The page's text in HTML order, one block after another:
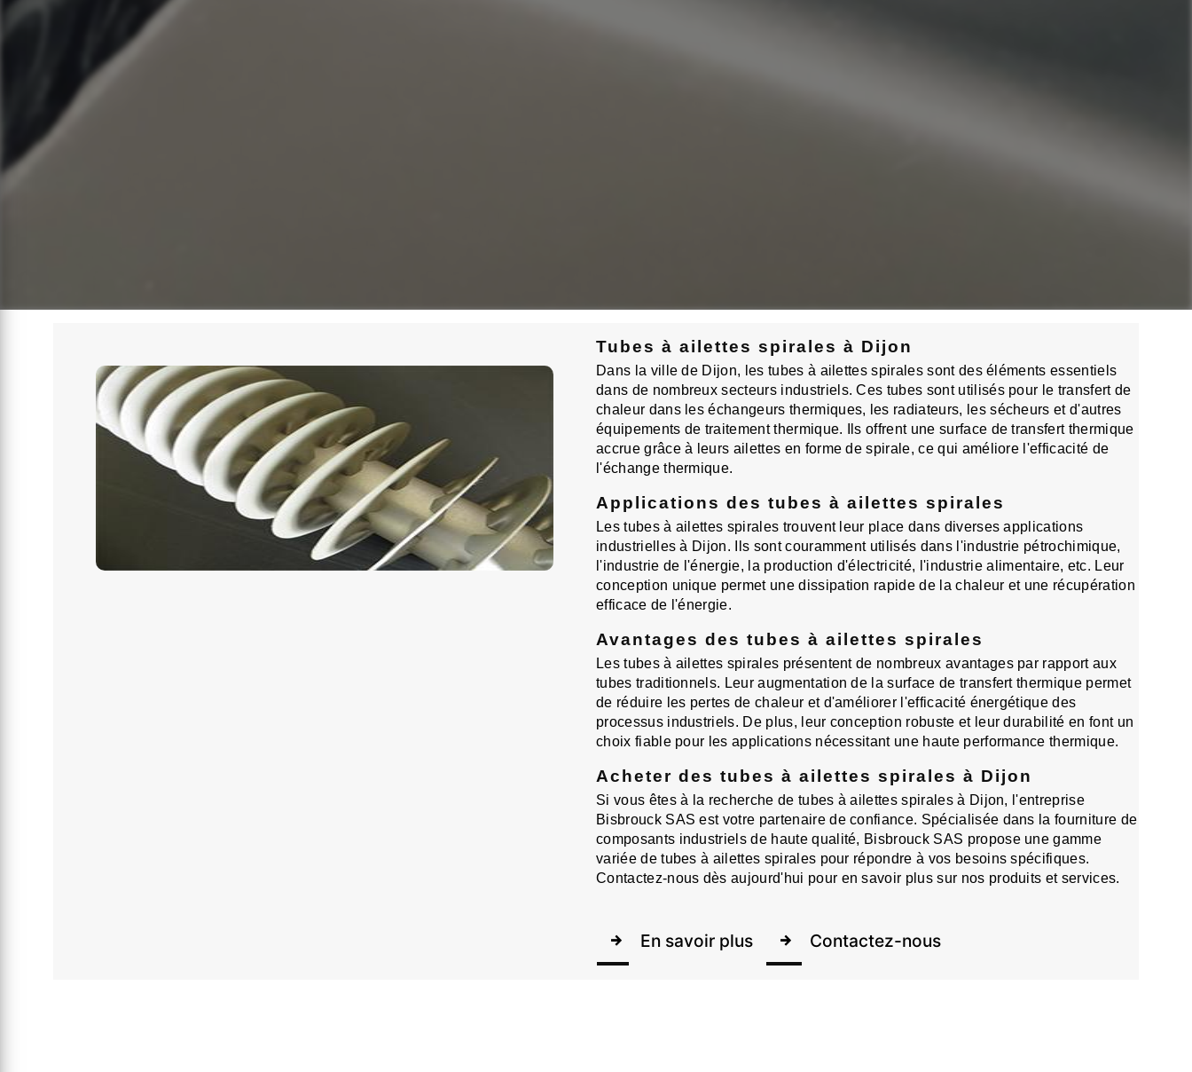
Tubes à ailettes spirales à Dijon
Dans la ville de Dijon, les tubes à ailettes spirales sont des éléments essentiels
dans de nombreux secteurs industriels. Ces tubes sont utilisés pour le transfert de
chaleur dans les échangeurs thermiques, les radiateurs, les sécheurs et d'autres
équipements de traitement thermique. Ils offrent une surface de transfert thermique
accrue grâce à leurs ailettes en forme de spirale, ce qui améliore l'efficacité de
l'échange thermique.
Applications des tubes à ailettes spirales
Les tubes à ailettes spirales trouvent leur place dans diverses applications
industrielles à Dijon. Ils sont couramment utilisés dans l'industrie pétrochimique,
l'industrie de l'énergie, la production d'électricité, l'industrie alimentaire, etc. Leur
conception unique permet une dissipation rapide de la chaleur et une récupération
efficace de l'énergie.
Avantages des tubes à ailettes spirales
Les tubes à ailettes spirales présentent de nombreux avantages par rapport aux
tubes traditionnels. Leur augmentation de la surface de transfert thermique permet
de réduire les pertes de chaleur et d'améliorer l'efficacité énergétique des
processus industriels. De plus, leur conception robuste et leur durabilité en font un
choix fiable pour les applications nécessitant une haute performance thermique.
Acheter des tubes à ailettes spirales à Dijon
Si vous êtes à la recherche de tubes à ailettes spirales à Dijon, l'entreprise
Bisbrouck SAS est votre partenaire de confiance. Spécialisée dans la fourniture de
composants industriels de haute qualité, Bisbrouck SAS propose une gamme
variée de tubes à ailettes spirales pour répondre à vos besoins spécifiques.
Contactez-nous dès aujourd'hui pour en savoir plus sur nos produits et services.
En savoir plus Contactez-nous